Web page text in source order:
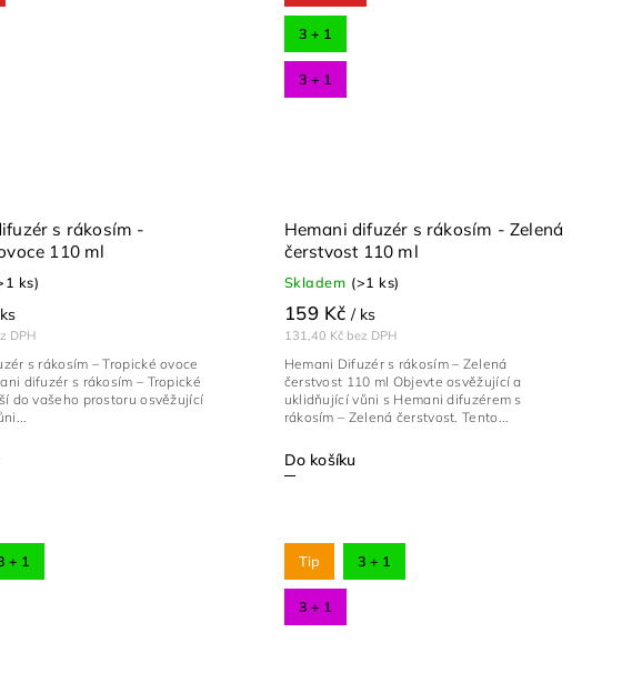
s rákosím -
110 ml
ks)
DPH
s rákosím – Tropické ovoce
difuzér s rákosím – Tropické
do vašeho prostoru osvěžující
3 + 1
3 + 1
Hemani difuzér s rákosím - Zelená
čerstvost 110 ml
Skladem (>1 ks)
131,40 Kč bez DPH
159 Kč/ ks
Do košíku
Hemani Difuzér s rákosím – Zelená
čerstvost 110 ml Objevte osvěžující a
uklidňující vůni s Hemani difuzérem s
rákosím – Zelená čerstvost. Tento...
+ 1 Tip 3 + 1
3 + 1